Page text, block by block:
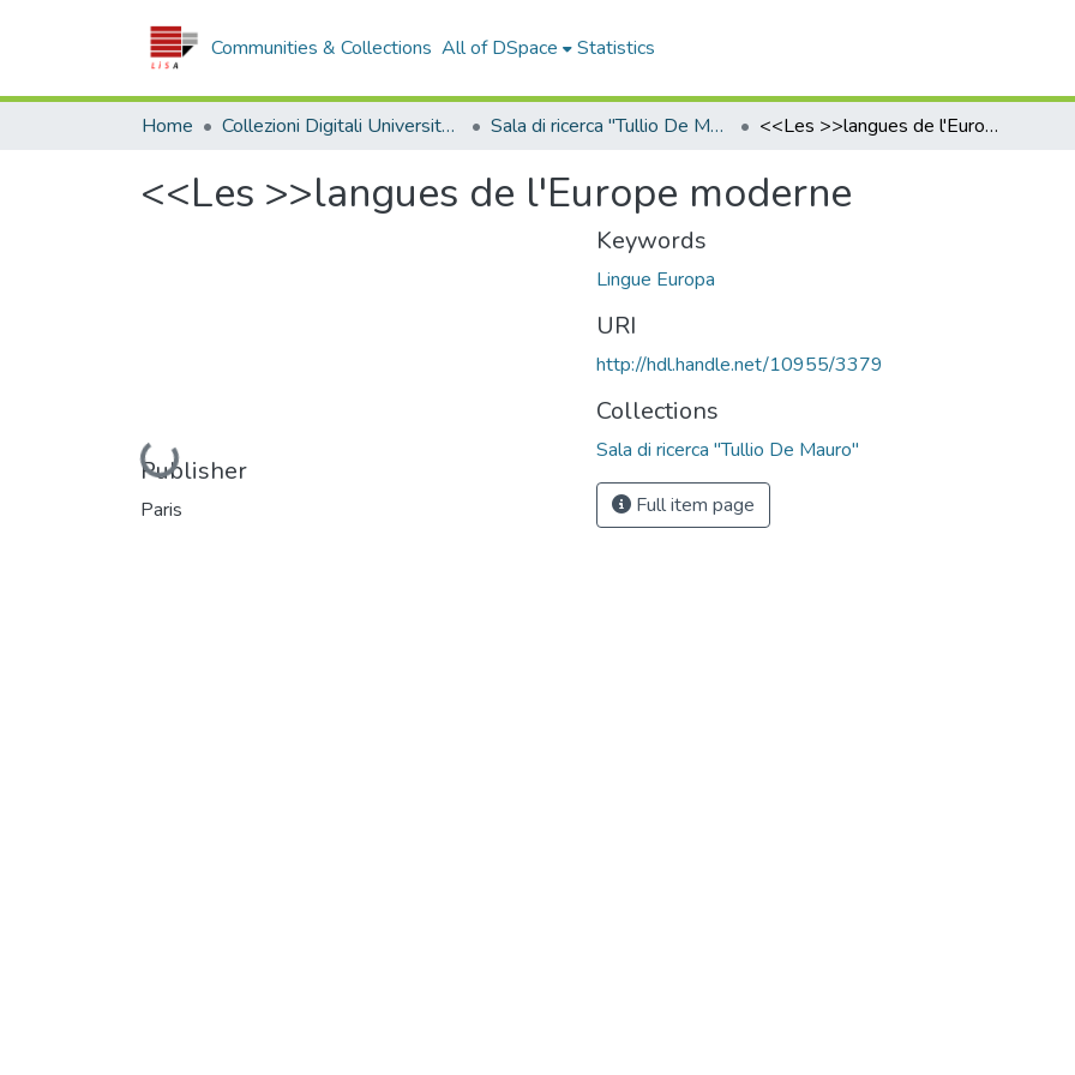
Communities & Collections All of DSpace Statistics
Home Collezioni Digitali Università della Calabria Sala di ricerca "Tullio De Mauro" <<Les >>langues de l'Europe moderne
<<Les >>langues de l'Europe moderne
Loading...
Publisher
Paris
Keywords
Lingue Europa
URI
http://hdl.handle.net/10955/3379
Collections
Sala di ricerca "Tullio De Mauro"
Full item page